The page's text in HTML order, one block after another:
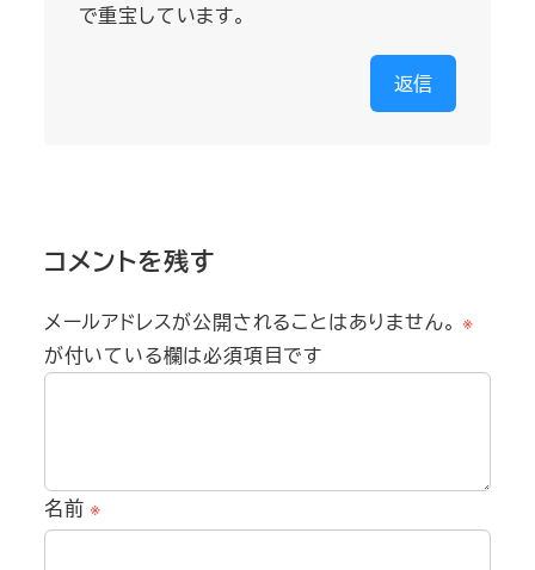
で重宝しています。
返信
コメントを残す
メールアドレスが公開されることはありません。 ※
が付いている欄は必須項目です
名前※